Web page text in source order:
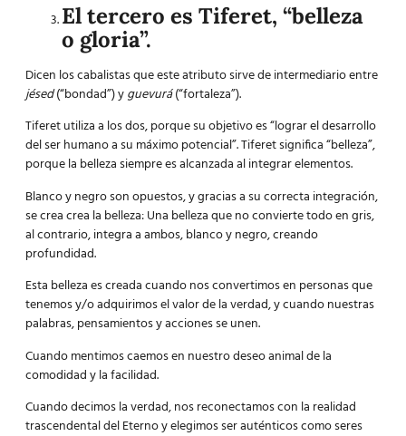
El tercero es Tiferet, “belleza
o gloria”.
Dicen los cabalistas que este atributo sirve de intermediario entre
jésed(“bondad”) yguevurá(“fortaleza”).
Tiferet utiliza a los dos, porque su objetivo es “lograr el desarrollo
del ser humano a su máximo potencial”. Tiferet significa “belleza”,
porque la belleza siempre es alcanzada al integrar elementos.
Blanco y negro son opuestos, y gracias a su correcta integración,
se crea crea la belleza: Una belleza que no convierte todo en gris,
al contrario, integra a ambos, blanco y negro, creando
profundidad.
Esta belleza es creada cuando nos convertimos en personas que
tenemos y/o adquirimos el valor de la verdad, y cuando nuestras
palabras, pensamientos y acciones se unen.
Cuando mentimos caemos en nuestro deseo animal de la
comodidad y la facilidad.
Cuando decimos la verdad, nos reconectamos con la realidad
trascendental del Eterno y elegimos ser auténticos como seres